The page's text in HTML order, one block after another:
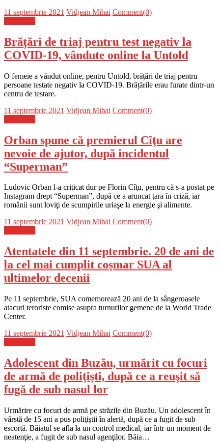
Posted
11 septembrie 2021 Author
Vidjean Mihai Comment(0)
Brățări de triaj pentru test negativ la
COVID-19, vândute online la Untold
O femeie a vândut online, pentru Untold, brățări de triaj pentru
persoane testate negativ la COVID-19. Brățările erau furate dintr-un
centru de testare.
Posted
11 septembrie 2021 Author
Vidjean Mihai Comment(0)
Orban spune că premierul Cîţu are
nevoie de ajutor, după incidentul
“Superman”
Ludovic Orban l-a criticat dur pe Florin Cîţu, pentru că s-a postat pe
Instagram drept “Superman”, după ce a aruncat ţara în criză, iar
românii sunt loviţi de scumpirile uriaşe la energie şi alimente.
Posted
11 septembrie 2021 Author
Vidjean Mihai Comment(0)
Atentatele din 11 septembrie. 20 de ani de
la cel mai cumplit coșmar SUA al
ultimelor decenii
Pe 11 septembrie, SUA comemorează 20 ani de la sângeroasele
atacuri teroriste comise asupra turnurilor gemene de la World Trade
Center.
Posted
11 septembrie 2021 Author
Vidjean Mihai Comment(0)
Adolescent din Buzău, urmărit cu focuri
de armă de poliţişti, după ce a reuşit să
fugă de sub nasul lor
Urmărire cu focuri de armă pe străzile din Buzău. Un adolescent în
vârstă de 15 ani a pus poliţiştii în alertă, după ce a fugit de sub
escortă. Băiatul se afla la un control medical, iar într-un moment de
neatenţie, a fugit de sub nasul agenţilor. Băia…